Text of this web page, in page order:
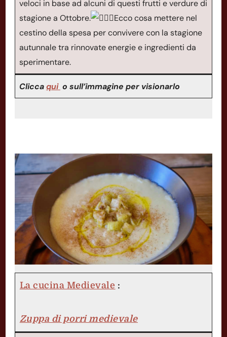
veloci in base ad alcuni di questi frutti e verdure di
stagione a Ottobre.
Ecco cosa mettere nel
cestino della spesa per convivere con la stagione
autunnale tra rinnovate energie e ingredienti da
sperimentare.
Cliccaqui o sull’immagine per visionarlo
La cucina Medievale :
Zuppa di porri medievale